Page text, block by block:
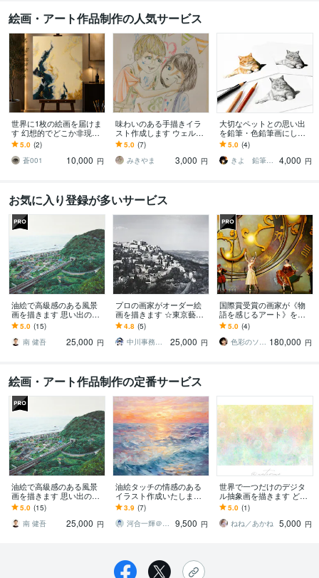
絵画・アート作品制作の人気サービス
世界に1枚の絵画を届けま
す 幻想的でどこか非現実
的な絵画を
5.0 (2)
蒼001
10,000 円
味わいのある手描きイラ
スト作成します ウェルカ
ムボード、似顔絵、イン
テリア等用途に合ったイ
ラスト
5.0 (7)
みきやま
3,000 円
大切なペットとの思い出
を鉛筆・色鉛筆画にしま
す 大切な家族との幸せな
時間を、温もりある作品
として残します
5.0 (4)
きよ 鉛筆･色鉛筆画
4,000 円
お気に入り登録が多いサービス
油絵で高級感のある風景
画を描きます 思い出の地
や好きな風景を残しませ
んか？
5.0 (15)
南 健吾
25,000 円
プロの画家がオーダー絵
画を描きます ☆東京藝術
大学油画科出身の確かな
画力☆
4.8 (5)
中川事務所 モデル・デザイン
25,000 円
国際賞受賞の画家が《物
語を感じるアート》を描
きます ご家族や大切な方
との物語を幻想的絵画と
してお届けします
5.0 (4)
色彩のソムリエ（画家） 180,000 円
絵画・アート作品制作の定番サービス
油絵で高級感のある風景
画を描きます 思い出の地
や好きな風景を残しませ
んか？
5.0 (15)
南 健吾
25,000 円
油絵タッチの情感のある
イラスト作成いたします
◆キャンバスにプリント
も可能◆抽象画・自然・
背景・風景アート
3.9 (7)
河合一輝＠StudioCOPEL
9,500 円
世界で一つだけのデジタ
ル抽象画を描きます どこ
も発表していないオリジ
ナルです
5.0 (1)
ねね／あかね 5,000 円